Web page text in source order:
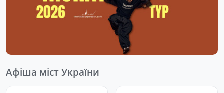
Афіша міст України